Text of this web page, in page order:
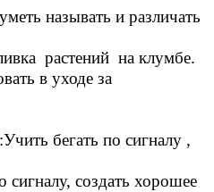
и различать
растений на клумбе.
в уходе за
бегать по сигналу ,
сигналу, создать хорошее